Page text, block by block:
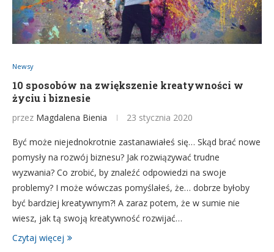
Newsy
10 sposobów na zwiększenie kreatywności w
życiu i biznesie
przez Magdalena Bienia 23 stycznia 2020
Być może niejednokrotnie zastanawiałeś się… Skąd brać nowe
pomysły na rozwój biznesu? Jak rozwiązywać trudne
wyzwania? Co zrobić, by znaleźć odpowiedzi na swoje
problemy? I może wówczas pomyślałeś, że… dobrze byłoby
być bardziej kreatywnym?! A zaraz potem, że w sumie nie
wiesz, jak tą swoją kreatywność rozwijać…
Czytaj więcej